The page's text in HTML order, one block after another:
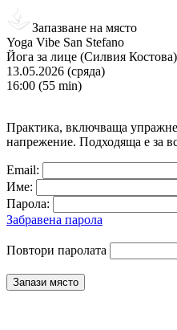
Запазване на място
Yoga Vibe San Stefano
Йога за лице (Силвия Костова)
13.05.2026 (сряда)
16:00 (55 min)
Практика, включваща
напрежение. Подходяща е за
Email:
Име:
Парола:
Забравена парола
Повтори паролата